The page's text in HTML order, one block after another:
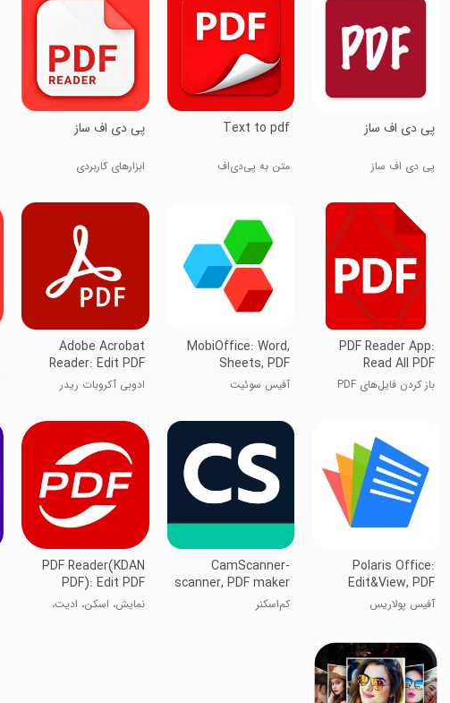
پی دی اف ساز
پی دی اف ساز
Text to pdf
متن به پی‌دی‌اف
پی دی اف ساز
ابزارهای کاربردی
PDF Reader App:
Read All PDF
باز کردن فایل‌های PDF
MobiOffice: Word,
Sheets, PDF
آفیس سوئیت
Adobe Acrobat
Reader: Edit PDF
ادوبی آکروبات ریدر
Polaris Office:
Edit&View, PDF
آفیس پولاریس
CamScanner-
scanner, PDF maker
کم‌اسکنر
PDF Reader(KDAN
PDF): Edit PDF
نمایش، اسکن، ادیت،